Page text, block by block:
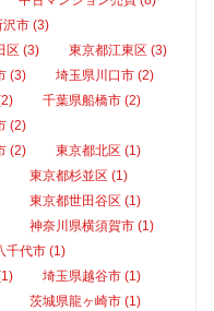
沢市 (3)
区 (3)
東京都江東区 (3)
(3)
埼玉県川口市 (2)
千葉県船橋市 (2)
(2)
(2)
東京都北区 (1)
東京都杉並区 (1)
東京都世田谷区 (1)
神奈川県横須賀市 (1)
千代市 (1)
埼玉県越谷市 (1)
茨城県龍ヶ崎市 (1)